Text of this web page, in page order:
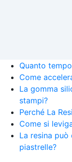
Quanto
Come
La gomma
stampi?
Perché La
Come si
La resina
piastrelle?